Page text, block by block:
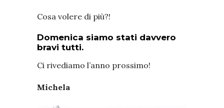
Cosa volere di più?!
Domenica siamo stati davvero
bravi tutti.
Ci rivediamo l’anno prossimo!
Michela